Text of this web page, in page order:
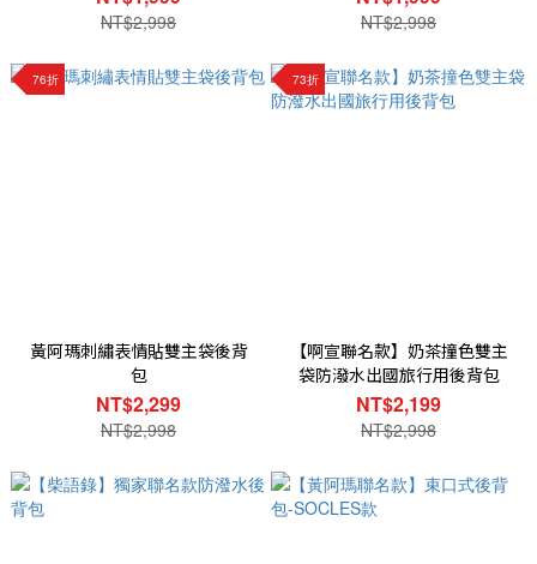
NT$2,998 NT$2,998
76折
黃阿瑪刺繡表情貼雙主袋後背
包
NT$2,299
NT$2,998
73折
【啊宣聯名款】奶茶撞色雙主
袋防潑水出國旅行用後背包
NT$2,199
NT$2,998